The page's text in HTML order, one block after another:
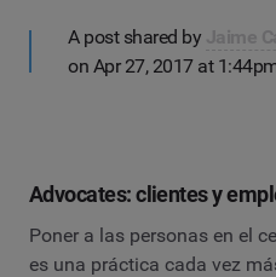
A post shared by
on Apr 27, 2017 at
Advocates: clientes y
Poner a las personas en el
es una práctica cada vez